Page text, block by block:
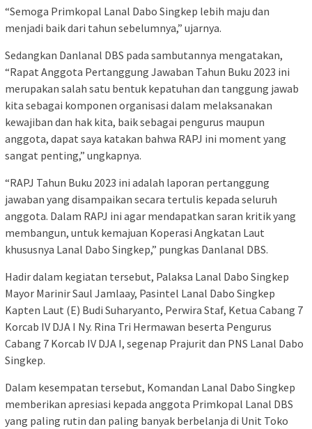
“Semoga Primkopal Lanal Dabo Singkep lebih maju dan
menjadi baik dari tahun sebelumnya,” ujarnya.
Sedangkan Danlanal DBS pada sambutannya mengatakan,
“Rapat Anggota Pertanggung Jawaban Tahun Buku 2023 ini
merupakan salah satu bentuk kepatuhan dan tanggung jawab
kita sebagai komponen organisasi dalam melaksanakan
kewajiban dan hak kita, baik sebagai pengurus maupun
anggota, dapat saya katakan bahwa RAPJ ini moment yang
sangat penting,” ungkapnya.
“RAPJ Tahun Buku 2023 ini adalah laporan pertanggung
jawaban yang disampaikan secara tertulis kepada seluruh
anggota. Dalam RAPJ ini agar mendapatkan saran kritik yang
membangun, untuk kemajuan Koperasi Angkatan Laut
khususnya Lanal Dabo Singkep,” pungkas Danlanal DBS.
Hadir dalam kegiatan tersebut, Palaksa Lanal Dabo Singkep
Mayor Marinir Saul Jamlaay, Pasintel Lanal Dabo Singkep
Kapten Laut (E) Budi Suharyanto, Perwira Staf, Ketua Cabang 7
Korcab IV DJA I Ny. Rina Tri Hermawan beserta Pengurus
Cabang 7 Korcab IV DJA I, segenap Prajurit dan PNS Lanal Dabo
Singkep.
Dalam kesempatan tersebut, Komandan Lanal Dabo Singkep
memberikan apresiasi kepada anggota Primkopal Lanal DBS
yang paling rutin dan paling banyak berbelanja di Unit Toko